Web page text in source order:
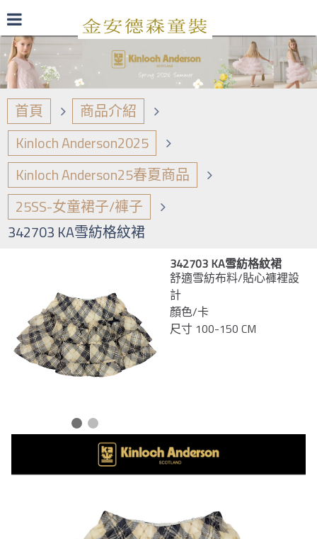
最新型錄 品牌日誌 商品介紹
首頁
商品介紹
Kinloch Anderson2025
Kinloch Anderson25春夏商品
25SS-女童裙子/褲子
342703 KA雪紡格紋裙
342703 KA雪紡格紋裙
舒適雪紡布料/貼心褲裡設
計
顏色/卡
尺寸 100-150 CM